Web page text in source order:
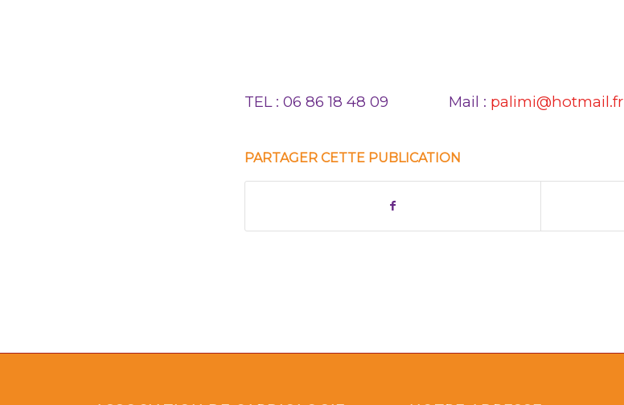
TEL : 06 86 18 48 09 Mail : palimi@hotmail.fr
PARTAGER CETTE PUBLICATION